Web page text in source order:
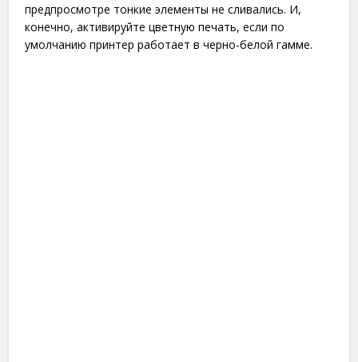
предпросмотре тонкие элементы не сливались. И,
конечно, активируйте цветную печать, если по
умолчанию принтер работает в черно-белой гамме.